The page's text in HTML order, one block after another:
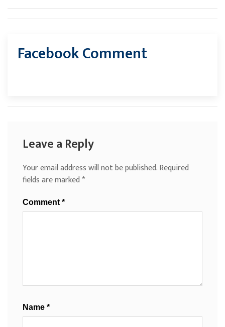
Facebook Comment
Leave a Reply
Your email address will not be published.Required
fields are marked*
Comment *
Name *